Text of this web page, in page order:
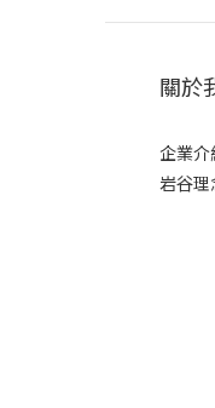
關於
企業介
岩谷理